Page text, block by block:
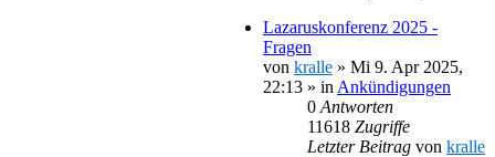
Lazaruskonferenz 2025 -
Fragen
von kralle » Mi 9. Apr 2025,
22:13 » in Ankündigungen
0 Antworten
11618 Zugriffe
Letzter Beitrag von kralle